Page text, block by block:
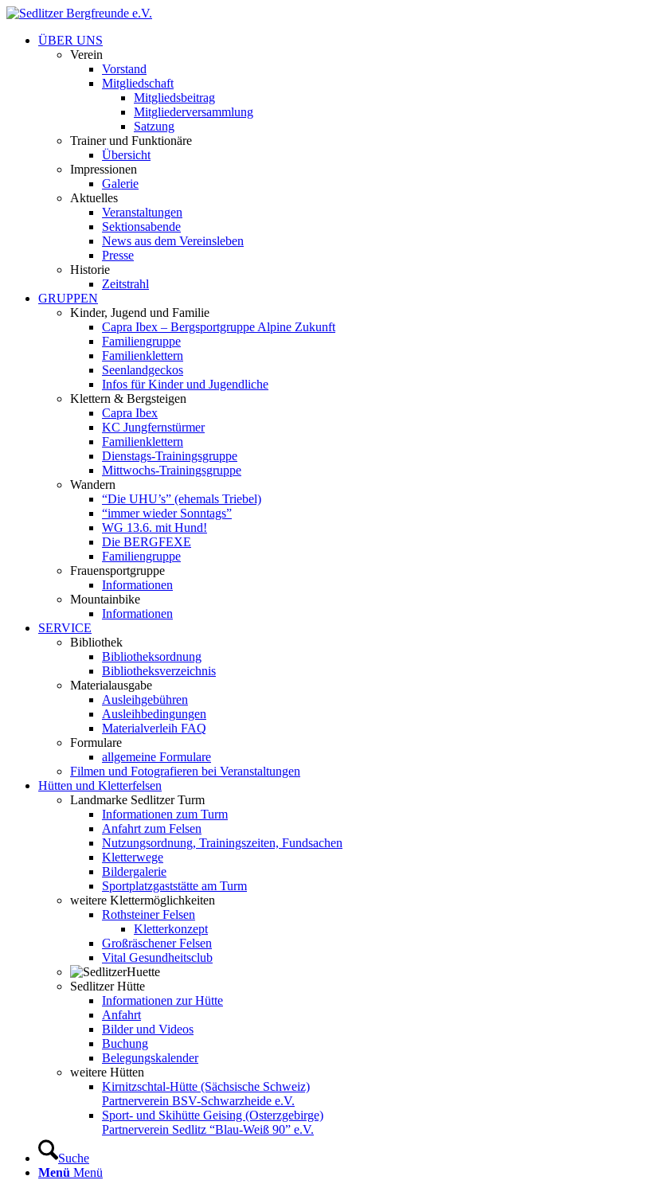
ÜBER UNS
Verein
Vorstand
Mitgliedschaft
Mitgliedsbeitrag
Mitgliederversammlung
Satzung
Trainer und Funktionäre
Übersicht
Impressionen
Galerie
Aktuelles
Veranstaltungen
Sektionsabende
News aus dem Vereinsleben
Presse
Historie
Zeitstrahl
GRUPPEN
Kinder, Jugend und Familie
Capra Ibex – Bergsportgruppe Alpine Zukunft
Familiengruppe
Familienklettern
Seenlandgeckos
Infos für Kinder und Jugendliche
Klettern & Bergsteigen
Capra Ibex
KC Jungfernstürmer
Familienklettern
Dienstags-Trainingsgruppe
Mittwochs-Trainingsgruppe
Wandern
“Die UHU’s” (ehemals Triebel)
“immer wieder Sonntags”
WG 13.6. mit Hund!
Die BERGFEXE
Familiengruppe
Frauensportgruppe
Informationen
Mountainbike
Informationen
SERVICE
Bibliothek
Bibliotheksordnung
Bibliotheksverzeichnis
Materialausgabe
Ausleihgebühren
Ausleihbedingungen
Materialverleih FAQ
Formulare
allgemeine Formulare
Filmen und Fotografieren bei Veranstaltungen
Hütten und Kletterfelsen
Landmarke Sedlitzer Turm
Informationen zum Turm
Anfahrt zum Felsen
Nutzungsordnung, Trainingszeiten, Fundsachen
Kletterwege
Bildergalerie
Sportplatzgaststätte am Turm
weitere Klettermöglichkeiten
Rothsteiner Felsen
Kletterkonzept
Großräschener Felsen
Vital Gesundheitsclub
Sedlitzer Hütte
Informationen zur Hütte
Anfahrt
Bilder und Videos
Buchung
Belegungskalender
weitere Hütten
Kirnitzschtal-Hütte (Sächsische Schweiz)
Partnerverein BSV-Schwarzheide e.V.
Sport- und Skihütte Geising (Osterzgebirge)
Partnerverein Sedlitz “Blau-Weiß 90” e.V.
Suche
Menü Menü